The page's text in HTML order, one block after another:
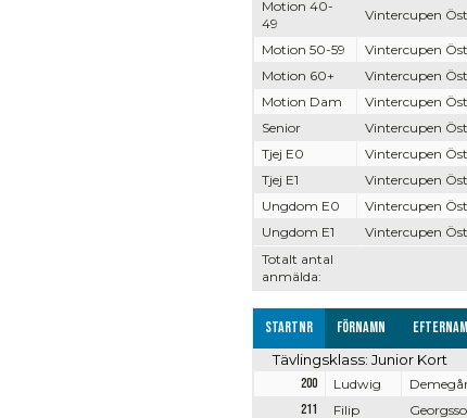
Totalt antal
anmälda:
Motion 40-
49
Vintercupen
Motion 50-59 Vintercupen
Motion 60+
Vintercupen
Motion Dam
Vintercupen
Senior
Vintercupen
Tjej E0
Vintercupen
Tjej E1
Vintercupen
Ungdom E0
Vintercupen
Ungdom E1
Vintercupen
Startnr Förnamn
Tävlingsklass: Junior Kort
200 Ludwig
211
Filip